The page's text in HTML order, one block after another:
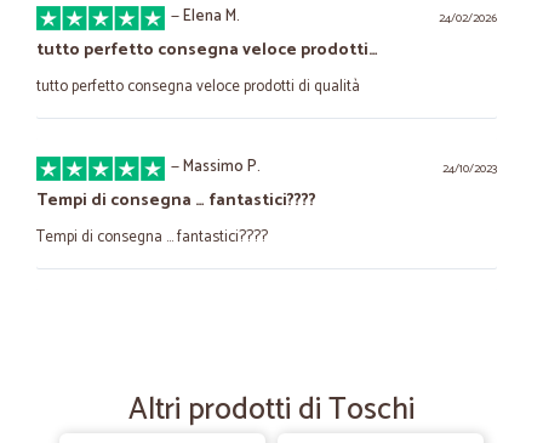
24/02/2026
—Elena M.
tutto perfetto consegna veloce prodotti…
tutto perfetto consegna veloce prodotti di qualità
24/10/2023
—Massimo P.
Tempi di consegna … fantastici????
Tempi di consegna … fantastici????
Altri prodotti di Toschi